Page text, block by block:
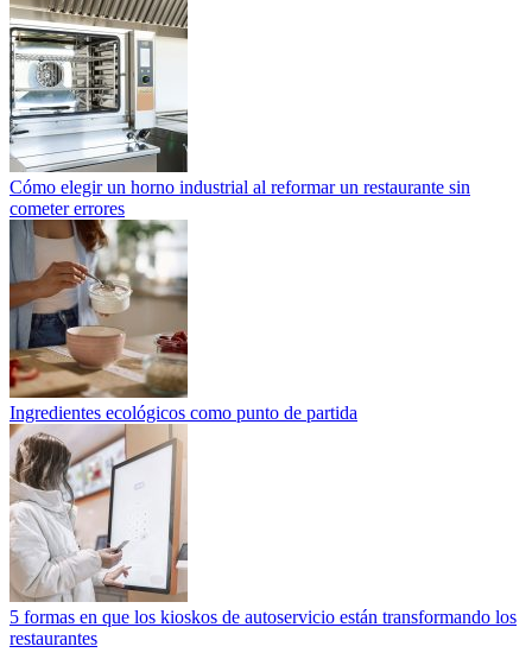
Cómo elegir un horno industrial al reformar un restaurante sin
cometer errores
Ingredientes ecológicos como punto de partida
5 formas en que los kioskos de autoservicio están transformando los
restaurantes